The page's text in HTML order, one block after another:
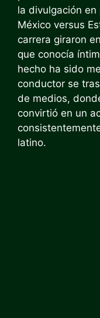
la divulgación
México versus
carrera giraron
que conocía
hecho ha sido
conductor se
de medios,
convirtió en un
latino.